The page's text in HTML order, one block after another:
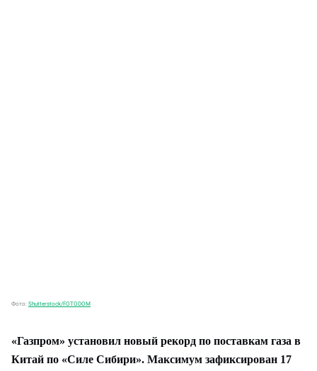
Фото: Shutterstock/FOTODOM
«Газпром» установил новый рекорд по поставкам газа в
Китай по «Силе Сибири». Максимум зафиксирован 17